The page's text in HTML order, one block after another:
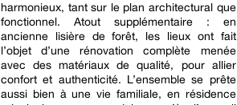
harmonieux, tant sur le plan architectural que
fonctionnel. Atout supplémentaire : en
ancienne lisière de forêt, les lieux ont fait
l’objet d’une rénovation complète menée
avec des matériaux de qualité, pour allier
confort et authenticité. L’ensemble se prête
aussi bien à une vie familiale, en résidence